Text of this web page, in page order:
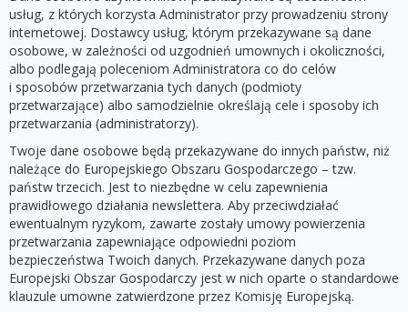
usług, z których korzysta Administrator przy prowadzeniu strony
internetowej. Dostawcy usług, którym przekazywane są dane
osobowe, w zależności od uzgodnień umownych i okoliczności,
albo podlegają poleceniom Administratora co do celów
i sposobów przetwarzania tych danych (podmioty
przetwarzające) albo samodzielnie określają cele i sposoby ich
przetwarzania (administratorzy).
Twoje dane osobowe będą przekazywane do innych państw, niż
należące do Europejskiego Obszaru Gospodarczego – tzw.
państw trzecich. Jest to niezbędne w celu zapewnienia
prawidłowego działania newslettera. Aby przeciwdziałać
ewentualnym ryzykom, zawarte zostały umowy powierzenia
przetwarzania zapewniające odpowiedni poziom
bezpieczeństwa Twoich danych. Przekazywane danych poza
Europejski Obszar Gospodarczy jest w nich oparte o standardowe
klauzule umowne zatwierdzone przez Komisję Europejską.